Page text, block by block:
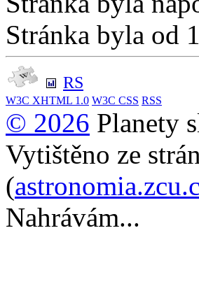
Stránka byla od
RS
W3C XHTML 1.0 W3C CSS RSS
© 2026 Planety
Vytištěno ze
(
Nahrávám...